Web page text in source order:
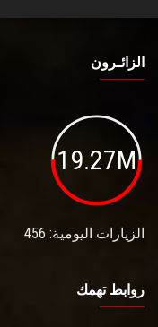
الزائـرون
19.27M
الزيارات اليومية: 456
روابط تهمك